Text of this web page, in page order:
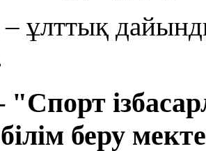
"Спорт
беру